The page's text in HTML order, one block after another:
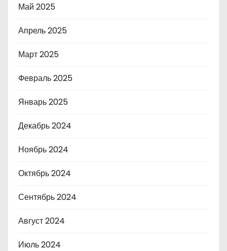
Май 2025
Апрель 2025
Март 2025
Февраль 2025
Январь 2025
Декабрь 2024
Ноябрь 2024
Октябрь 2024
Сентябрь 2024
Август 2024
Июль 2024